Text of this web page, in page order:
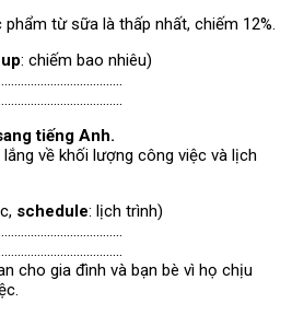
từ sữa là thấp nhất, chiếm 12%.
: chiếm bao nhiêu)
tiếng Anh.
lắng về khối lượng công việc và lịch
schedule: lịch trình)
cho gia đình và bạn bè vì họ chịu